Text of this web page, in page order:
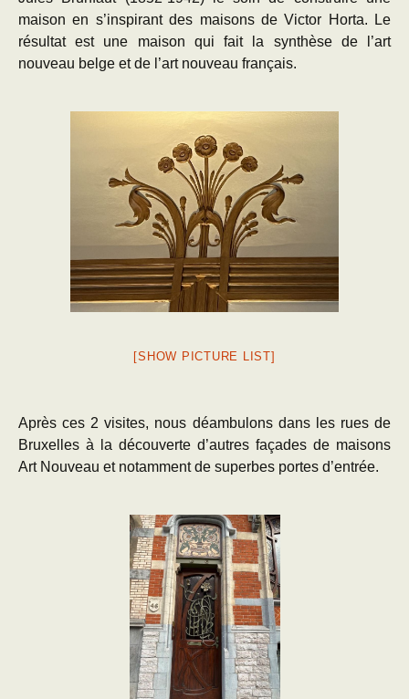
maison en s’inspirant des maisons de Victor Horta. Le
résultat est une maison qui fait la synthèse de l’art
nouveau belge et de l’art nouveau français.
[SHOW PICTURE LIST]
Après ces 2 visites, nous déambulons dans les rues de
Bruxelles à la découverte d’autres façades de maisons
Art Nouveau et notamment de superbes portes d’entrée.